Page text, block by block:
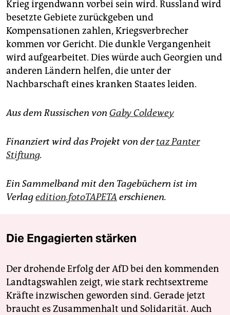
Krieg irgendwann vorbei sein wird. Russland wird
besetzte Gebiete zurückgeben und
Kompensationen zahlen, Kriegsverbrecher
kommen vor Gericht. Die dunkle Vergangenheit
wird aufgearbeitet. Dies würde auch Georgien und
anderen Ländern helfen, die unter der
Nachbarschaft eines kranken Staates leiden.
Aus dem Russischen von Gaby Coldewey
Finanziert wird das Projekt von dertaz Panter
Stiftung.
Ein Sammelband mit den Tagebüchern ist im
Verlagedition.fotoTAPETA erschienen.
Die Engagierten stärken
Der drohende Erfolg der AfD bei den kommenden
Landtagswahlen zeigt, wie stark rechtsextreme
Kräfte inzwischen geworden sind. Gerade jetzt
braucht es Zusammenhalt und Solidarität. Auch